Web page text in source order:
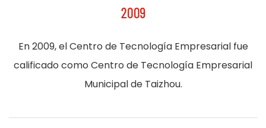
2009
En 2009, el Centro de Tecnología Empresarial fue
calificado como Centro de Tecnología Empresarial
Municipal de Taizhou.